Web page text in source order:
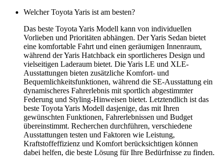
Welcher Toyota Yaris ist am besten?
Das beste Toyota Yaris Modell kann von individuellen
Vorlieben und Prioritäten abhängen. Der Yaris Sedan bietet
eine komfortable Fahrt und einen geräumigen Innenraum,
während der Yaris Hatchback ein sportlicheres Design und
vielseitigen Laderaum bietet. Die Yaris LE und XLE-
Ausstattungen bieten zusätzliche Komfort- und
Bequemlichkeitsfunktionen, während die SE-Ausstattung ein
dynamischeres Fahrerlebnis mit sportlich abgestimmter
Federung und Styling-Hinweisen bietet. Letztendlich ist das
beste Toyota Yaris Modell dasjenige, das mit Ihren
gewünschten Funktionen, Fahrerlebnissen und Budget
übereinstimmt. Recherchen durchführen, verschiedene
Ausstattungen testen und Faktoren wie Leistung,
Kraftstoffeffizienz und Komfort berücksichtigen können
dabei helfen, die beste Lösung für Ihre Bedürfnisse zu finden.